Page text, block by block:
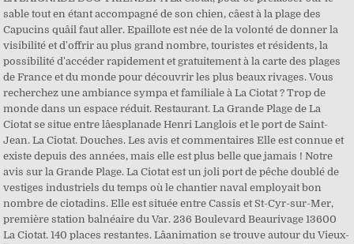
sable tout en étant accompagné de son chien, câest à la plage des
Capucins quâil faut aller. Epaillote est née de la volonté de donner la
visibilité et d'offrir au plus grand nombre, touristes et résidents, la
possibilité d'accéder rapidement et gratuitement à la carte des plages
de France et du monde pour découvrir les plus beaux rivages. Vous
recherchez une ambiance sympa et familiale à La Ciotat ? Trop de
monde dans un espace réduit. Restaurant. La Grande Plage de La
Ciotat se situe entre lâesplanade Henri Langlois et le port de Saint-
Jean. La Ciotat. Douches. Les avis et commentaires Elle est connue et
existe depuis des années, mais elle est plus belle que jamais ! Notre
avis sur la Grande Plage. La Ciotat est un joli port de pêche doublé de
vestiges industriels du temps où le chantier naval employait bon
nombre de ciotadins. Elle est située entre Cassis et St-Cyr-sur-Mer,
première station balnéaire du Var. 236 Boulevard Beaurivage 13600
La Ciotat. 140 places restantes. Lâanimation se trouve autour du Vieux-